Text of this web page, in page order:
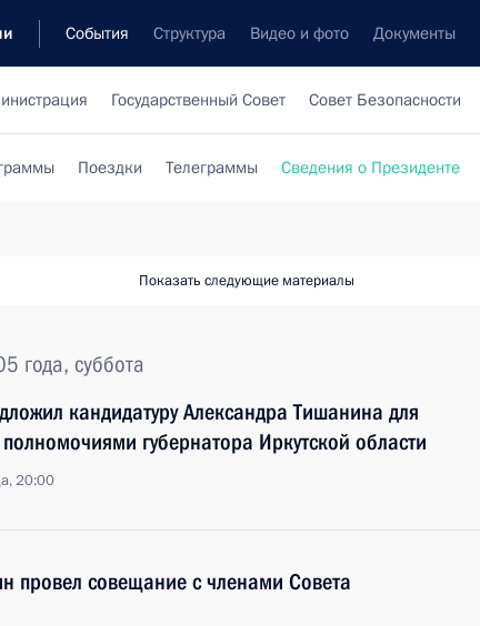
События Структура Видео и фото Документы
Государственный Совет Совет Безопасности
Поездки Телеграммы Сведения о Президенте
Показать следующие материалы
года, суббота
кандидатуру Александра Тишанина для
губернатора Иркутской области
20:00
провел совещание с членами Совета